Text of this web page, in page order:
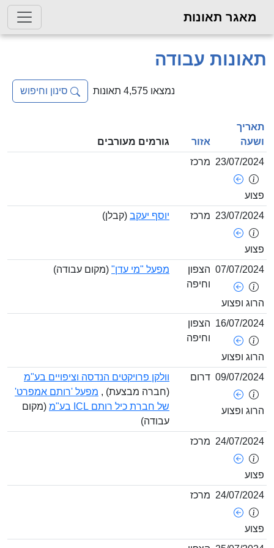
תאונות
עבודה
סינון וחיפוש
גורמים מעורבים
23/07/ מרכז
23/07/ מרכז יוסף יעקב(קבלן)
07/07/
ופצוע
הצפון
וחיפה
מפעל "מי עדן"(מקום עבודה)
16/07/
ופצוע
הצפון
וחיפה
09/07/
ופצוע
דרום
וולקן פרויקטים הנדסה וציפויים בע"מ
(חברה מבצעת) ,מפעל 'רותם אמפרט'
של חברת כיל רותם ICL בע"מ
(מקום
עבודה)
24/07/ מרכז
24/07/ מרכז